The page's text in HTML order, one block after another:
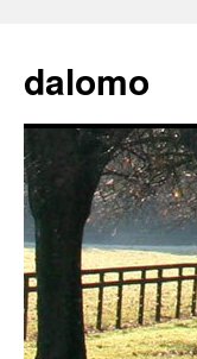
テ
ン
ス
キ
ッ
プ
dalomo